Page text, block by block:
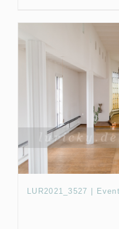
LUR2021_3527 |